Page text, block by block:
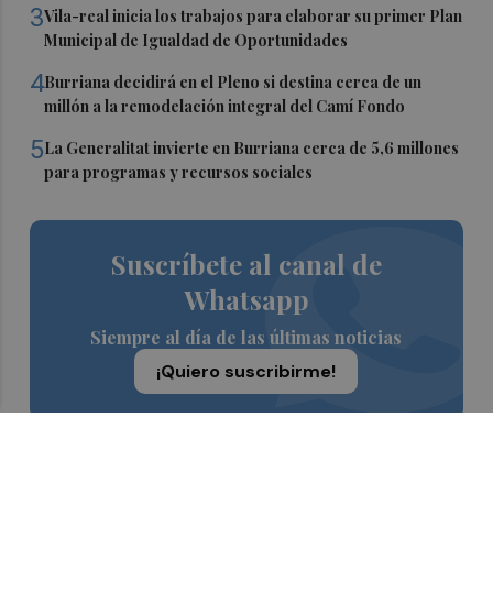
3Vila-real inicia los trabajos para elaborar su primer Plan
Municipal de Igualdad de Oportunidades
4Burriana decidirá en el Pleno si destina cerca de un
millón a la remodelación integral del Camí Fondo
5La Generalitat invierte en Burriana cerca de 5,6 millones
para programas y recursos sociales
Suscríbete al canal de
Whatsapp
Siempre al día de las últimas noticias
¡Quiero suscribirme!